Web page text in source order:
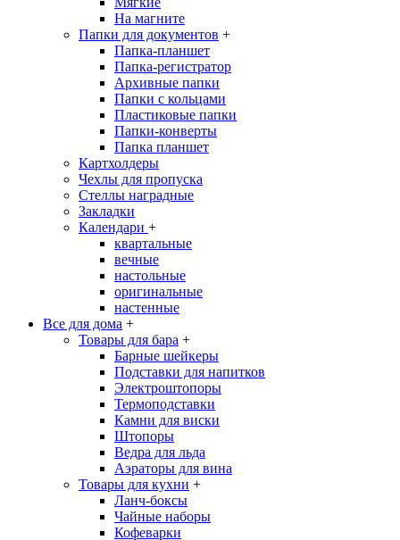
На магните
Папки для документов +
Папка-планшет
Папка-регистратор
Архивные папки
Папки с кольцами
Пластиковые папки
Папки-конверты
Папка планшет
Картхолдеры
Чехлы для пропуска
Стеллы наградные
Закладки
Календари +
квартальные
вечные
настольные
оригинальные
настенные
Все для дома +
Товары для бара +
Барные шейкеры
Подставки для напитков
Электроштопоры
Термоподставки
Камни для виски
Штопоры
Ведра для льда
Аэраторы для вина
Товары для кухни +
Ланч-боксы
Чайные наборы
Кофеварки